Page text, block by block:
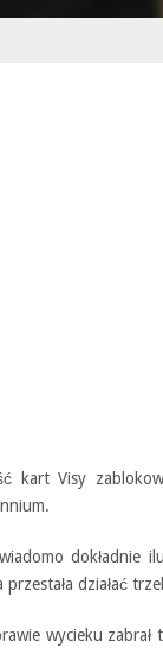
kart Visy
dokładnie
przestała działać
wycieku zabrał